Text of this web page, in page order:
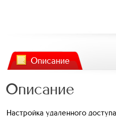
Описание
Описание
Настройка удаленного